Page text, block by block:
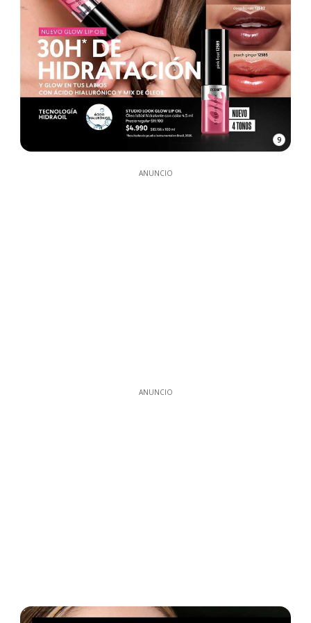
9
ANUNCIO
ANUNCIO